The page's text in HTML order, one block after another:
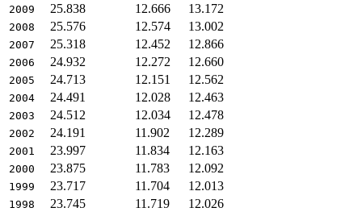
2009 25.838 12.666 13.172
2008 25.576 12.574 13.002
2007 25.318 12.452 12.866
2006 24.932 12.272 12.660
2005 24.713 12.151 12.562
2004 24.491 12.028 12.463
2003 24.512 12.034 12.478
2002 24.191 11.902 12.289
2001 23.997 11.834 12.163
2000 23.875 11.783 12.092
1999 23.717 11.704 12.013
1998 23.745 11.719 12.026